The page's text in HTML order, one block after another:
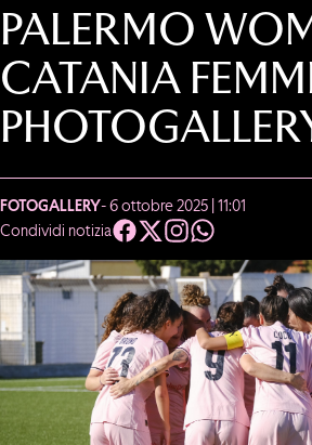
PALERMO
CATANIA
FOTOGALLERY- 6 ottobre 2025 | 11:01
Condividi notizia